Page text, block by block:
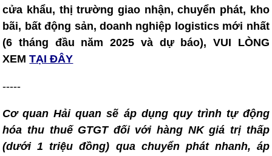
cửa khẩu, thị trường giao nhận, chuyển phát, kho
bãi, bất động sản, doanh nghiệp logistics mới nhất
(6 tháng đầu năm 2025 và dự báo), VUI LÒNG
XEM TẠI ĐÂY
-----
Cơ quan Hải quan sẽ áp dụng quy trình tự động
hóa thu thuế GTGT đối với hàng NK giá trị thấp
(dưới 1 triệu đồng) qua chuyển phát nhanh, áp